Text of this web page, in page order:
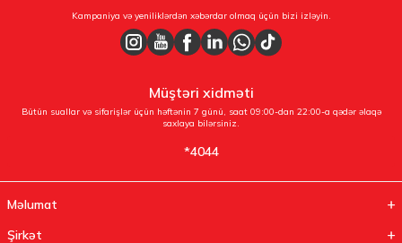
Kampaniya və yeniliklərdən xəbərdar olmaq üçün bizi izləyin.
Müştəri xidməti
Bütün suallar və sifarişlər üçün həftənin 7 günü, saat 09:00-dan 22:00-a qədər əlaqə
saxlaya bilərsiniz.
*4044
Məlumat
Şirkət